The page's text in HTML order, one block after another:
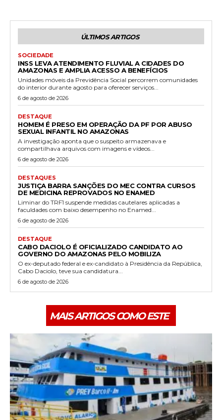
ÚLTIMOS ARTIGOS
SOCIEDADE
INSS LEVA ATENDIMENTO FLUVIAL A CIDADES DO
AMAZONAS E AMPLIA ACESSO A BENEFÍCIOS
Unidades móveis da Previdência Social percorrem comunidades
do interior durante agosto para oferecer serviços...
6 de agosto de 2026
DESTAQUE
HOMEM É PRESO EM OPERAÇÃO DA PF POR ABUSO
SEXUAL INFANTIL NO AMAZONAS
A investigação aponta que o suspeito armazenava e
compartilhava arquivos com imagens e vídeos...
6 de agosto de 2026
DESTAQUES
JUSTIÇA BARRA SANÇÕES DO MEC CONTRA CURSOS
DE MEDICINA REPROVADOS NO ENAMED
Liminar do TRF1 suspende medidas cautelares aplicadas a
faculdades com baixo desempenho no Enamed...
6 de agosto de 2026
DESTAQUE
CABO DACIOLO É OFICIALIZADO CANDIDATO AO
GOVERNO DO AMAZONAS PELO MOBILIZA
O ex-deputado federal e ex-candidato à Presidência da República,
Cabo Daciolo, teve sua candidatura...
6 de agosto de 2026
MAIS ARTIGOS COMO ESTE